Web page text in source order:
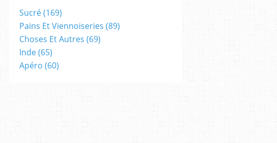
Sucré(169)
Pains Et Viennoiseries (89)
Choses Et Autres (69)
Inde(65)
Apéro (60)